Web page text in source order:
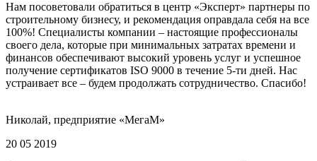
Нам посоветовали обратиться в центр «Эксперт» партнеры по
строительному бизнесу, и рекомендация оправдала себя на все
100%! Специалисты компании – настоящие профессионалы
своего дела, которые при минимальных затратах времени и
финансов обеспечивают высокий уровень услуг и успешное
получение сертификатов ISO 9000 в течение 5-ти дней. Нас
устраивает все – будем продолжать сотрудничество. Спасибо!
Николай, предприятие «МегаМ»
20 05 2019